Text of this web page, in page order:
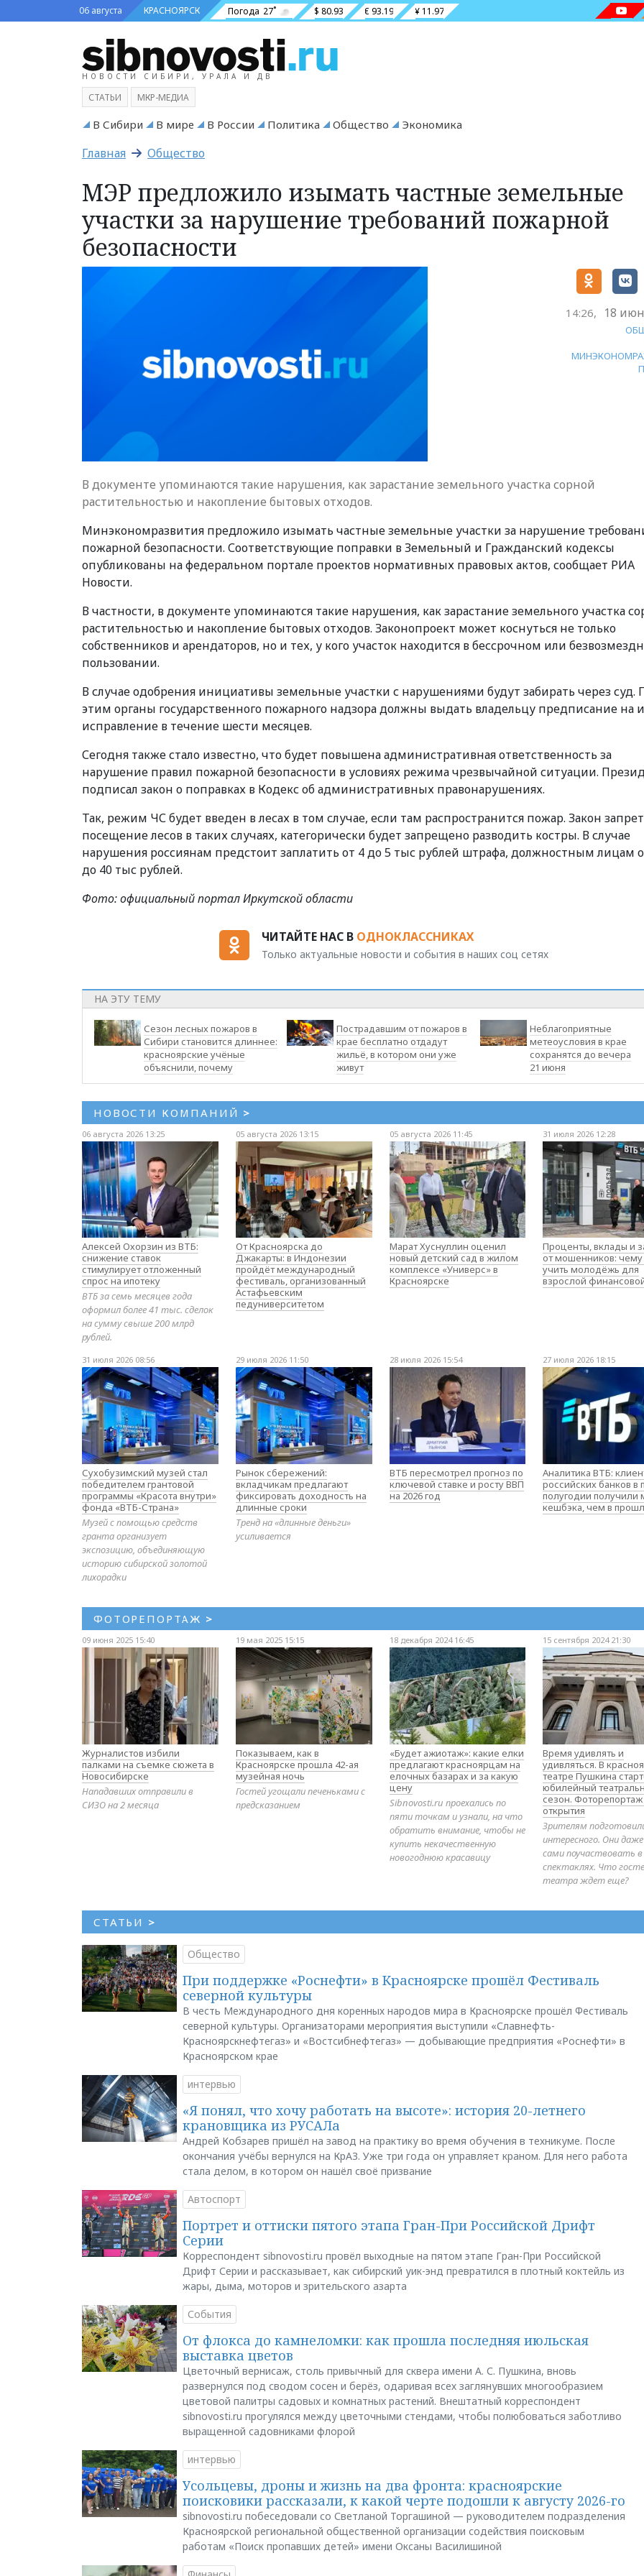
06 августа КРАСНОЯРСК Погода 27˚ $ 80.93 € 93.19 ¥ 11.97
НОВОСТИ СИБИРИ, УРАЛА И ДВ
СТАТЬИ МКР-МЕДИА
В Сибири В мире В России Политика Общество Экономика
Главная Общество
МЭР предложило изымать частные земельные
участки за нарушение требований пожарной
безопасности
14:26, 18
В документе упоминаются такие нарушения, как зарастание земельного участка сорной
растительностью и накопление бытовых отходов.
Минэкономразвития предложило изымать частные земельные участки за нарушение
пожарной безопасности. Соответствующие поправки в Земельный и Гражданский кодексы
опубликованы на федеральном портале проектов нормативных правовых актов, сообщает РИА
Новости.
В частности, в документе упоминаются такие нарушения, как зарастание земельного участка
растительностью и накопление бытовых отходов. Законопроект может коснуться не только
собственников и арендаторов, но и тех, у кого участок находится в бессрочном или
пользовании.
В случае одобрения инициативы земельные участки с нарушениями будут забирать через суд.
этим органы государственного пожарного надзора должны выдать владельцу предписание на
исправление в течение шести месяцев.
Сегодня также стало известно, что будет повышена административная ответственность за
нарушение правил пожарной безопасности в условиях режима чрезвычайной ситуации.
подписал закон о поправках в Кодекс об административных правонарушениях.
Так, режим ЧС будет введен в лесах в том случае, если там распространится пожар. Закон
посещение лесов в таких случаях, категорически будет запрещено разводить костры. В случае
нарушения россиянам предстоит заплатить от 4 до 5 тыс рублей штрафа, должностным лицам
до 40 тыс рублей.
Фото: официальный портал Иркутской области
ЧИТАЙТЕ НАС В ОДНОКЛАССНИКАХ
Только актуальные новости и события в наших соц сетях
НА ЭТУ ТЕМУ
Сезон лесных пожаров в
Сибири становится длиннее:
красноярские учёные
объяснили, почему
Пострадавшим от пожаров в
крае бесплатно отдадут
жильё, в котором они уже
живут
Неблагоприятные
метеоусловия в крае
сохранятся до вечера
21 июня
НОВОСТИ КОМПАНИЙ >
06 августа 2026 13:25
Алексей Охорзин из ВТБ:
снижение ставок
стимулирует отложенный
спрос на ипотеку
ВТБ за семь месяцев года
оформил более 41 тыс. сделок
на сумму свыше 200 млрд
рублей.
05 августа 2026 13:15
От Красноярска до
Джакарты: в Индонезии
пройдёт международный
фестиваль, организованный
Астафьевским
педуниверситетом
05 августа 2026 11:45
Марат Хуснуллин оценил
новый детский сад в жилом
комплексе «Универс» в
Красноярске
31 июля 2026 12:28
Проценты, вклады и
от мошенников: чему
учить молодёжь для
взрослой
31 июля 2026 08:56
Сухобузимский музей стал
победителем грантовой
программы «Красота внутри»
фонда «ВТБ-Страна»
Музей с помощью средств
гранта организует
экспозицию, объединяющую
историю сибирской золотой
лихорадки
29 июля 2026 11:50
Рынок сбережений:
вкладчикам предлагают
фиксировать доходность на
длинные сроки
Тренд на «длинные деньги»
усиливается
28 июля 2026 15:54
ВТБ пересмотрел прогноз по
ключевой ставке и росту ВВП
на 2026 год
27 июля 2026 18:15
Аналитика ВТБ:
российских банков в
полугодии получили
кешбэка, чем в
ФОТОРЕПОРТАЖ >
09 июня 2025 15:40
Журналистов избили
палками на съемке сюжета в
Новосибирске
Нападавших отправили в
СИЗО на 2 месяца
19 мая 2025 15:15
Показываем, как в
Красноярске прошла 42-ая
музейная ночь
Гостей угощали печеньками с
предсказанием
18 декабря 2024 16:45
«Будет ажиотаж»: какие елки
предлагают красноярцам на
елочных базарах и за какую
цену
Sibnovosti.ru проехались по
пяти точкам и узнали, на что
обратить внимание, чтобы не
купить некачественную
новогоднюю красавицу
15 сентября 2024 21:30
Время удивлять и
удивляться. В
театре Пушкина
юбилейный
сезон. Фоторепортаж
открытия
Зрителям
интересного. Они
сами поучаствовать в
спектаклях. Что
театра ждет еще?
СТАТЬИ >
Общество
При поддержке «Роснефти» в Красноярске прошёл Фестиваль
северной культуры
В честь Международного дня коренных народов мира в Красноярске прошёл Фестиваль
северной культуры. Организаторами мероприятия выступили «Славнефть-
Красноярскнефтегаз» и «Востсибнефтегаз» — добывающие предприятия «Роснефти» в
Красноярском крае
интервью
«Я понял, что хочу работать на высоте»: история 20-летнего
крановщика из РУСАЛа
Андрей Кобзарев пришёл на завод на практику во время обучения в техникуме. После
окончания учёбы вернулся на КрАЗ. Уже три года он управляет краном. Для него работа
стала делом, в котором он нашёл своё призвание
Автоспорт
Портрет и оттиски пятого этапа Гран-При Российской Дрифт
Серии
Корреспондент sibnovosti.ru провёл выходные на пятом этапе Гран-При Российской
Дрифт Серии и рассказывает, как сибирский уик-энд превратился в плотный коктейль из
жары, дыма, моторов и зрительского азарта
События
От флокса до камнеломки: как прошла последняя июльская
выставка цветов
Цветочный вернисаж, столь привычный для сквера имени А. С. Пушкина, вновь
развернулся под сводом сосен и берёз, одаривая всех заглянувших многообразием
цветовой палитры садовых и комнатных растений. Внештатный корреспондент
sibnovosti.ru прогулялся между цветочными стендами, чтобы полюбоваться заботливо
выращенной садовниками флорой
интервью
Усольцевы, дроны и жизнь на два фронта: красноярские
поисковики рассказали, к какой черте подошли к августу 2026-го
sibnovosti.ru побеседовали со Светланой Торгашиной — руководителем подразделения
Красноярской региональной общественной организации содействия поисковым
работам «Поиск пропавших детей» имени Оксаны Василишиной